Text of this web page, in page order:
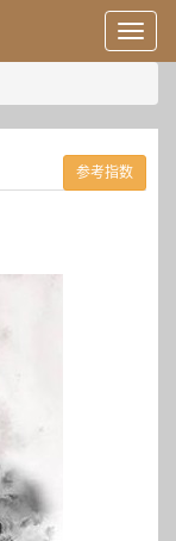
用
户
息/
登
录
等
参考指数